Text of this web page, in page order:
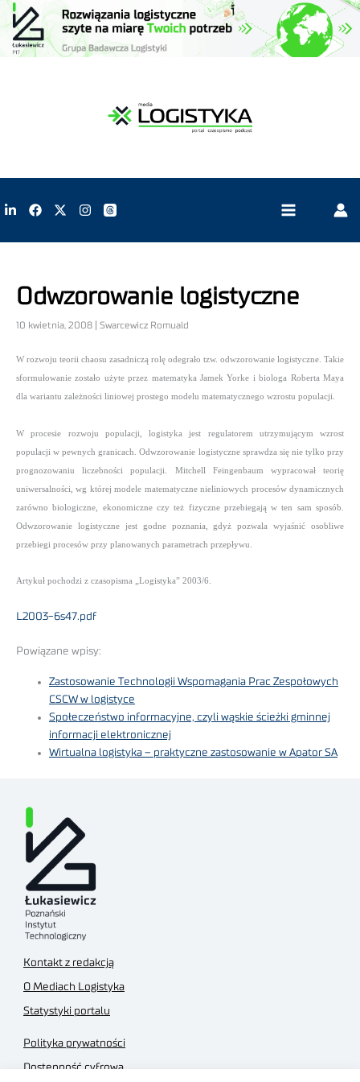
Odwzorowanie logistyczne
10 kwietnia, 2008 | Swarcewicz Romuald
W rozwoju teorii chaosu zasadniczą rolę odegrało tzw. odwzorowanie logistyczne. Takie
sformułowanie zostało użyte przez matematyka Jamek Yorke i biologa Roberta Maya
dla wariantu zależności liniowej prostego modelu matematycznego wzrostu populacji.
W procesie rozwoju populacji, logistyka jest regulatorem utrzymującym wzrost
populacji w pewnych granicach. Odwzorowanie logistyczne sprawdza się nie tylko przy
prognozowaniu liczebności populacji. Mitchell Feingenbaum wypracował teorię
uniwersalności, wg której modele matematyczne nieliniowych procesów dynamicznych
zarówno biologiczne, ekonomiczne czy też fizyczne przebiegają w ten sam sposób.
Odwzorowanie logistyczne jest godne poznania, gdyż pozwala wyjaśnić osobliwe
przebiegi procesów przy planowanych parametrach przepływu.
Artykuł pochodzi z czasopisma „Logistyka” 2003/6.
L2003-6s47.pdf
Powiązane wpisy:
Zastosowanie Technologii Wspomagania Prac Zespołowych
CSCW w logistyce
Społeczeństwo informacyjne, czyli wąskie ścieżki gminnej
informacji elektronicznej
Wirtualna logistyka – praktyczne zastosowanie w Apator SA
Kontakt z redakcją
O Mediach Logistyka
Statystyki portalu
Polityka prywatności
Dostępność cyfrowa